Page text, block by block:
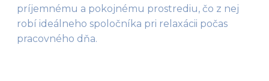
príjemnému a pokojnému prostrediu, čo z nej
robí ideálneho spoločníka pri relaxácii počas
pracovného dňa.